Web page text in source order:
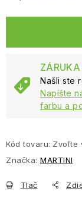
Našli ste
Napíšte
farbu a
Kód tovaru: Zvoľte
Značka: MARTINI
Tlač